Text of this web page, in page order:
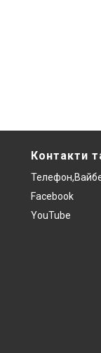
Контакти
Facebook
YouTube